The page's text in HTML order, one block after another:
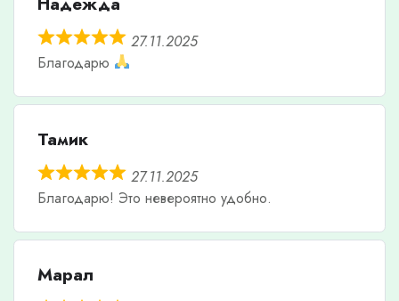
27.11.2025
Благодарю
Тамик
27.11.2025
Благодарю! Это невероятно удобно.
Марал